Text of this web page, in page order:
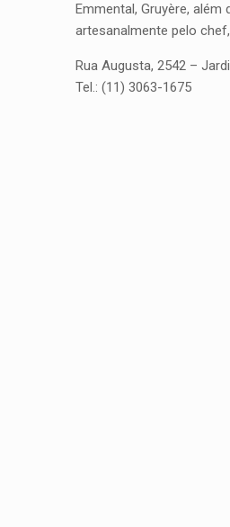
Emmental, Gruyère,
artesanalmente pelo
Rua Augusta, 2542 –
Tel.: (11) 3063-1675